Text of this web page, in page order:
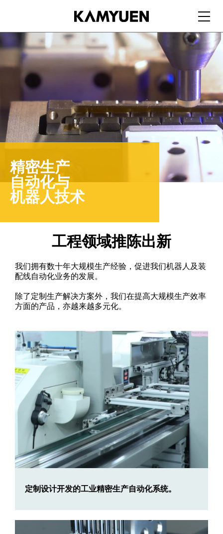
精密生产
自动化与
机器人技术
工程领域推陈出新
我们拥有数十年大规模生产经验，促进我们机器人及装
配线自动化业务的发展。
除了定制生产解决方案外，我们在提高大规模生产效率
方面的产品，亦越来越多元化。
定制设计开发的工业精密生产自动化系统。